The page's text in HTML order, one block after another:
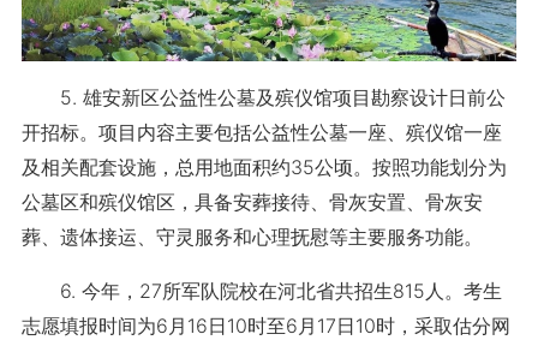
5. 雄安新区公益性公墓及殡仪馆项目勘察设计日前公
开招标。项目内容主要包括公益性公墓一座、殡仪馆一座
及相关配套设施，总用地面积约35公顷。按照功能划分为
公墓区和殡仪馆区，具备安葬接待、骨灰安置、骨灰安
葬、遗体接运、守灵服务和心理抚慰等主要服务功能。
6. 今年，27所军队院校在河北省共招生815人。考生
志愿填报时间为6月16日10时至6月17日10时，采取估分网